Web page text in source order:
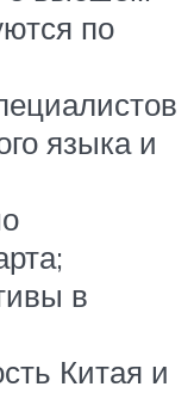
по
языка и
в
Китая и